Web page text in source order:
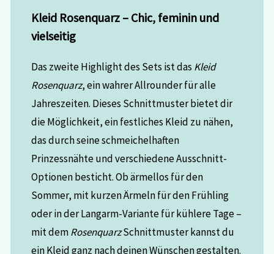
Kleid Rosenquarz – Chic, feminin und
vielseitig
Das zweite Highlight des Sets ist das Kleid
Rosenquarz, ein wahrer Allrounder für alle
Jahreszeiten. Dieses Schnittmuster bietet dir
die Möglichkeit, ein festliches Kleid zu nähen,
das durch seine schmeichelhaften
Prinzessnähte und verschiedene Ausschnitt-
Optionen besticht. Ob ärmellos für den
Sommer, mit kurzen Ärmeln für den Frühling
oder in der Langarm-Variante für kühlere Tage –
mit demRosenquarzSchnittmuster kannst du
ein Kleid ganz nach deinen Wünschen gestalten.